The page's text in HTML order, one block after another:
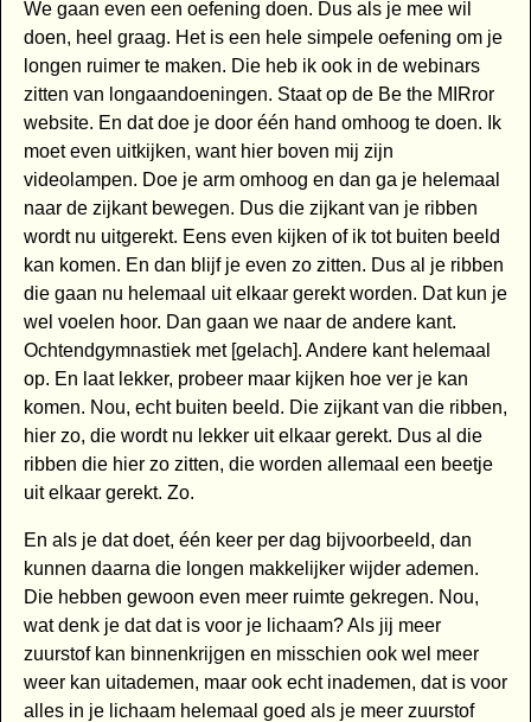
We gaan even een oefening doen. Dus als je mee wil
doen, heel graag. Het is een hele simpele oefening om je
longen ruimer te maken. Die heb ik ook in de webinars
zitten van longaandoeningen. Staat op de Be the MIRror
website. En dat doe je door één hand omhoog te doen. Ik
moet even uitkijken, want hier boven mij zijn
videolampen. Doe je arm omhoog en dan ga je helemaal
naar de zijkant bewegen. Dus die zijkant van je ribben
wordt nu uitgerekt. Eens even kijken of ik tot buiten beeld
kan komen. En dan blijf je even zo zitten. Dus al je ribben
die gaan nu helemaal uit elkaar gerekt worden. Dat kun je
wel voelen hoor. Dan gaan we naar de andere kant.
Ochtendgymnastiek met [gelach]. Andere kant helemaal
op. En laat lekker, probeer maar kijken hoe ver je kan
komen. Nou, echt buiten beeld. Die zijkant van die ribben,
hier zo, die wordt nu lekker uit elkaar gerekt. Dus al die
ribben die hier zo zitten, die worden allemaal een beetje
uit elkaar gerekt. Zo.
En als je dat doet, één keer per dag bijvoorbeeld, dan
kunnen daarna die longen makkelijker wijder ademen.
Die hebben gewoon even meer ruimte gekregen. Nou,
wat denk je dat dat is voor je lichaam? Als jij meer
zuurstof kan binnenkrijgen en misschien ook wel meer
weer kan uitademen, maar ook echt inademen, dat is voor
alles in je lichaam helemaal goed als je meer zuurstof